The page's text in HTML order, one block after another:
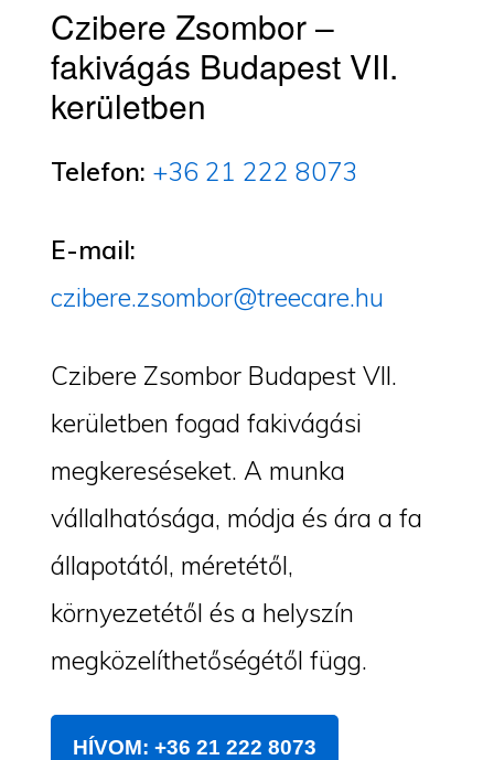
Czibere Zsombor –
fakivágás Budapest VII.
kerületben
Telefon: +36 21 222 8073
E-mail:
czibere.zsombor@treecare.hu
Czibere Zsombor Budapest VII.
kerületben fogad fakivágási
megkereséseket. A munka
vállalhatósága, módja és ára a fa
állapotától, méretétől,
környezetétől és a helyszín
megközelíthetőségétől függ.
HÍVOM: +36 21 222 8073